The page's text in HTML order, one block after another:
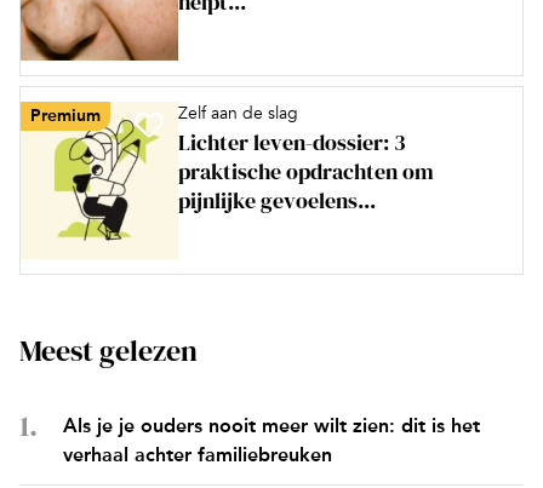
Premium Zelf aan de slag
Lichter leven-dossier: 3
praktische opdrachten om
pijnlijke gevoelens...
Meest gelezen
Als je je ouders nooit meer wilt zien: dit is het
verhaal achter familiebreuken